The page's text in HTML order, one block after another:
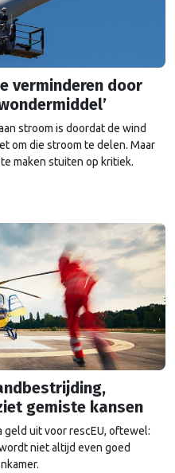
verminderen door
stroom is doordat de wind
om die stroom te delen. Maar
maken stuiten op kritiek.
gemiste kansen
geld uit voor rescEU, oftewel:
niet altijd even goed